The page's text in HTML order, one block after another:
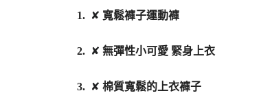
1. ✘ 寬鬆褲子運動褲
2. ✘ 無彈性小可愛 緊身上衣
3. ✘ 棉質寬鬆的上衣褲子